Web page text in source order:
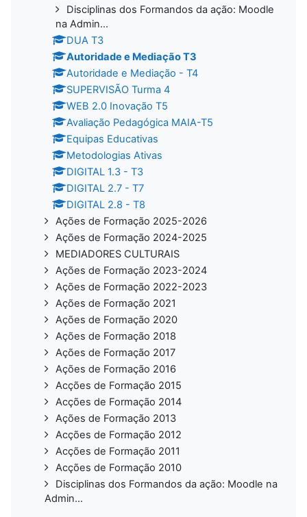
Disciplinas dos Formandos da ação: Moodle
na Admin...
DUA T3
Autoridade e Mediação T3
Autoridade e Mediação - T4
SUPERVISÃO Turma 4
WEB 2.0 Inovação T5
Avaliação Pedagógica MAIA-T5
Equipas Educativas
Metodologias Ativas
DIGITAL 1.3 - T3
DIGITAL 2.7 - T7
DIGITAL 2.8 - T8
Ações de Formação 2025-2026
Ações de Formação 2024-2025
MEDIADORES CULTURAIS
Ações de Formação 2023-2024
Ações de Formação 2022-2023
Ações de Formação 2021
Ações de Formação 2020
Ações de Formação 2018
Ações de Formação 2017
Ações de Formação 2016
Acções de Formação 2015
Acções de Formação 2014
Ações de Formação 2013
Acções de Formação 2012
Acções de Formação 2011
Acções de Formação 2010
Disciplinas dos Formandos da ação: Moodle na
Admin...